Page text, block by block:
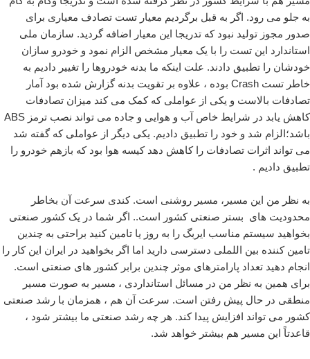
به جلو می رود. اگر به قبل برگردیم معیار تست تصادف معیاری برای
صدور مجوز تولید نبود که تدریجا این معیار اضافه گردید. سازمان ملی
استاندارد این تست را با یک معیار مشخص الزام نمود و خودرو سازان
خودشان را تطبیق دادند. علت اینکه ما بدنه خودروها را تغییر دادیم به
خاطر تست Crash بوده ، علاوه بر تقویت بدنه گزارش شده بود آمار
تصادفات بالاست و یکی از عواملی که کمک می کند میزان تصادفات
کاهش یابد در شرایط خاص آب و هوایی و جاده می تواند نصب ترمز ABS
باشد؛الزام شد و خود را تطبیق دادیم. یکی دیگر از عواملی که گفته شد
می تواند اثرات تصادفات را کاهش دهد کیسه هوا بود که بازهم خودرو را
تطبیق دادیم .
به نظر من این مسیر، مسیر روشنی است. کندی سرعت آن بخاطر
محدودیت های بستر صنعتی کشور است.. اگر شما در یک کشور صنعتی
بخواهید سیستم مناسب ایربگ را به روز یا تامین کنید براحتی به چندین
تامین کننده بین اللملی دسترسی دارید اما اگر بخواهید در ایران این کار را
انجام دهید تعداد پارامترهای موثر چندین برابر کشور های صنعتی است.
برای همین به نظر من در مسائل استانداردی ، مسیر به صورت مسیر
منطقی در حال پیش رفتن است. سرعت آن هم ، همزمان با رشد صنعتی
کشور می تواند افزایش پیدا کند. هر چه رشد صنعتی ما بیشتر شود ،
قاعدتاً این مسیر هم بیشتر خواهد شد.